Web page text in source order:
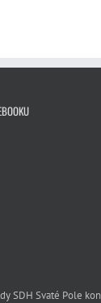
SDH Svaté Pole